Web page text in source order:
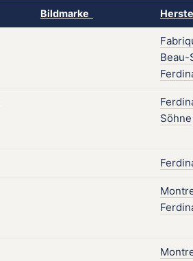
Bildmarke
Beau-
Söhne